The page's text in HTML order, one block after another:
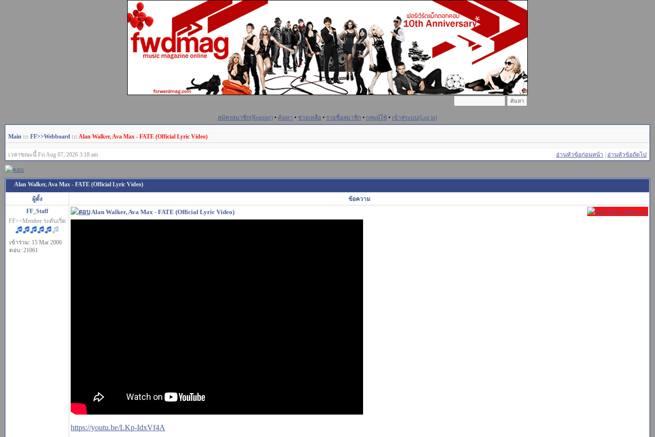
สมัครสมาชิก(Register) • ค้นหา • ช่วยเหลือ • รายชื่อสมาชิก • กลุ่มผู้ใช้ • เข้าสู่ระบบ(Log in)
Main ::: FF>>Webboard ::: Alan Walker, Ava Max - FATE (Official Lyric Video)
เวลาขณะนี้ Fri Aug 07, 2026 3:18 am อ่านหัวข้อก่อนหน้า อ่านหัวข้อถัดไป
Alan Walker, Ava Max - FATE (Official Lyric Video)
ผู้ตั้ง
ข้อความ
FF_Staff
FF>>Member ระดับเริ่ด
เข้าร่วม: 15 Mar 2006
ตอบ: 21061
Alan Walker, Ava Max - FATE (Official Lyric Video)
https://youtu.be/LKp-IdxVf4A